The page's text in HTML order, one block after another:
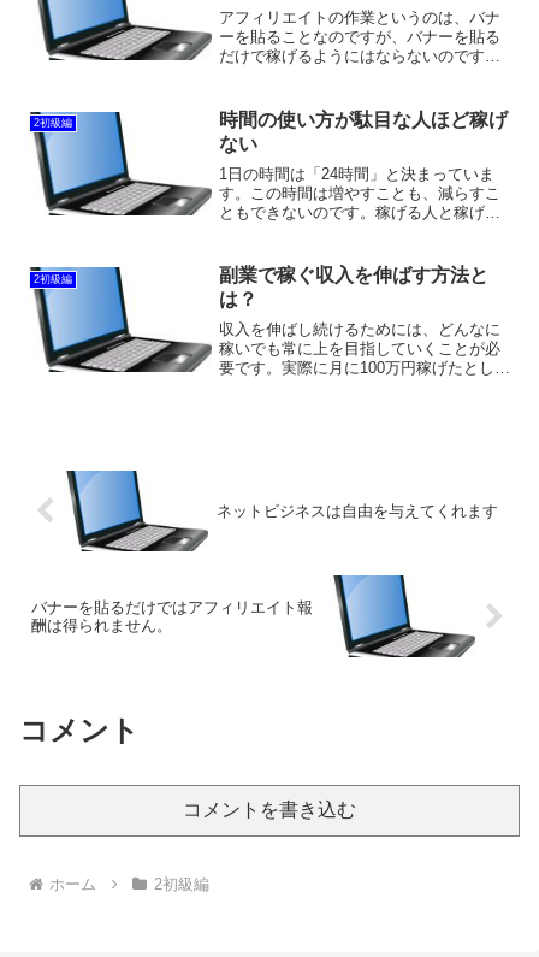
アフィリエイトの作業というのは、バナ
ーを貼ることなのですが、バナーを貼る
だけで稼げるようにはならないのです。
ージで取り組んでいますが、広告という
のは、引っかけるものでも...
2初級編
時間の使い方が駄目な人ほど稼げ
ない
1日の時間は「24時間」と決まっていま
す。この時間は増やすことも、減らすこ
ともできないのです。稼げる人と稼げな
使い方をしているし、稼げない人は稼げ
ない時間の使い方をして...
2初級編
副業で稼ぐ収入を伸ばす方法と
は？
収入を伸ばし続けるためには、どんなに
稼いでも常に上を目指していくことが必
要です。実際に月に100万円稼げたとした
ネットビジネスは自由を与えてくれます
バナーを貼るだけではアフィリエイト報
酬は得られません。
コメント
コメントを書き込む
ホーム 2初級編